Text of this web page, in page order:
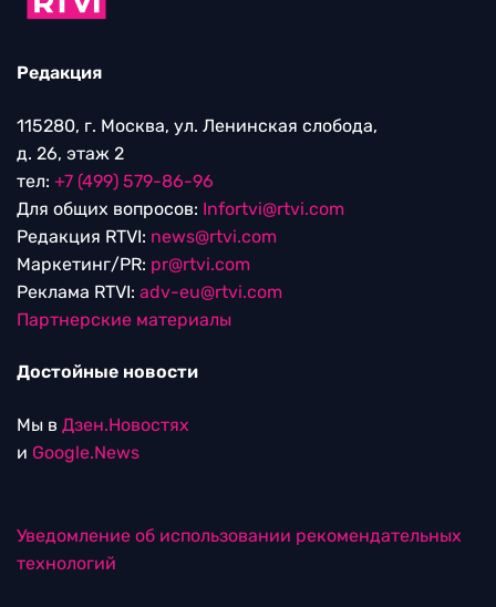
Редакция
115280, г. Москва, ул. Ленинская слобода,
д. 26, этаж 2
тел: +7 (499) 579-86-96
Для общих вопросов: Infortvi@rtvi.com
Редакция RTVI: news@rtvi.com
Маркетинг/PR: pr@rtvi.com
Реклама RTVI: adv-eu@rtvi.com
Партнерские материалы
Достойные новости
Мы в Дзен.Новостях
и Google.News
Уведомление об использовании рекомендательных
технологий